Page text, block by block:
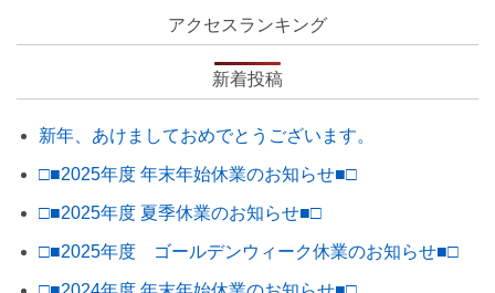
アクセスランキング
新着投稿
新年、あけましておめでとうございます。
□■2025年度 年末年始休業のお知らせ■□
□■2025年度 夏季休業のお知らせ■□
□■2025年度 ゴールデンウィーク休業のお知らせ■□